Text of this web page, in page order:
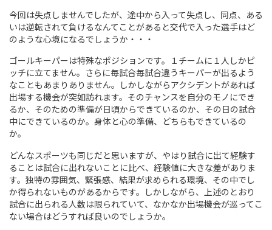
今回は失点しませんでしたが、途中から入って失点し、同点、ある
いは逆転されて負けるなんてことがあると交代で入った選手はど
のような心境になるでしょうか・・・
ゴールキーパーは特殊なポジションです。１チームに１人しかピ
ッチに立てません。さらに毎試合毎試合違うキーパーが出るよう
なこともあまりありません。しかしながらアクシデントがあれば
出場する機会が突如訪れます。そのチャンスを自分のモノにでき
るか、そのための準備が日頃からできているのか、その日の試合
中にできているのか。身体と心の準備、どちらもできているの
か。
どんなスポーツも同じだと思いますが、やはり試合に出て経験す
ることは試合に出れないことに比べ、経験値に大きな差がありま
す。独特の雰囲気、緊張感、結果が求められる環境、その中でし
か得られないものがあるからです。しかしながら、上述のとおり
試合に出られる人数は限られていて、なかなか出場機会が巡ってこ
ない場合はどうすれば良いのでしょうか。